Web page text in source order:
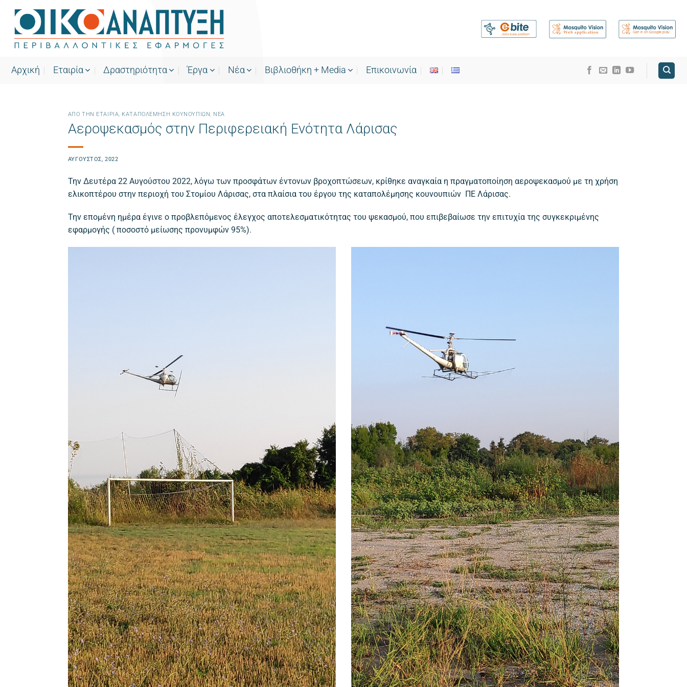
περιεχόμενο
Αρχική Εταιρία Δραστηριότητα Έργα Νέα Bιβλιοθήκη + Media Επικοινωνία
ΑΠΌ ΤΗΝ ΕΤΑΙΡΊΑ, ΚΑΤΑΠΟΛΈΜΗΣΗ ΚΟΥΝΟΥΠΙΏΝ, ΝΕΑ
Αεροψεκασμός στην Περιφερειακή Ενότητα Λάρισας
ΑΎΓΟΥΣΤΟΣ, 2022
Την Δευτέρα 22 Αυγούστου 2022, λόγω των προσφάτων έντονων βροχοπτώσεων, κρίθηκε αναγκαία η πραγματοποίηση αεροψεκασμού με τη χρήση
ελικοπτέρου στην περιοχή του Στομίου Λάρισας, στα πλαίσια του έργου της καταπολέμησης κουνουπιών ΠΕ Λάρισας.
Την επομένη ημέρα έγινε ο προβλεπόμενος έλεγχος αποτελεσματικότητας του ψεκασμού, που επιβεβαίωσε την επιτυχία της συγκεκριμένης
εφαρμογής ( ποσοστό μείωσης προνυμφών 95%).